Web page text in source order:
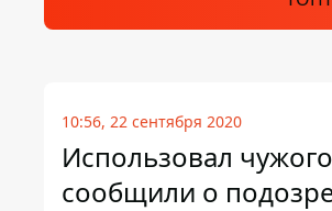
10:56, 22 сентября 2020
Использовал
сообщили о